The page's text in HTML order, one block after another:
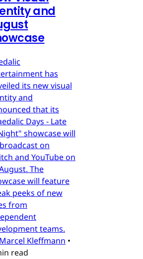
and
has
its new visual
and
that its
Days - Late
showcase will
on
and YouTube on
The
will feature
peeks of new
from
teams.
Marcel Kleffmann •
read